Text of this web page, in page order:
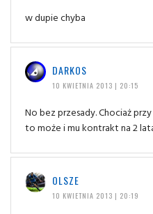
w dupie chyba
DARKOS
10 KWIETNIA 2013 | 20:15
No bez przesady. Chociaż
to może i mu kontrakt na 2
OLSZE
10 KWIETNIA 2013 | 20:19